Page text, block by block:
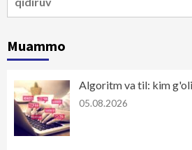
Muammo
Algoritm va til: kim
05.08.2026